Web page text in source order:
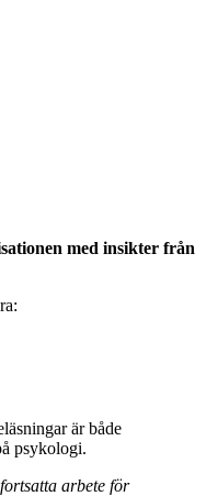
med insikter från
är både
psykologi.
arbete för